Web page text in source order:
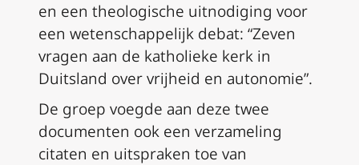
en een theologische uitnodiging voor
een wetenschappelijk debat: “Zeven
vragen aan de katholieke kerk in
Duitsland over vrijheid en autonomie”.
De groep voegde aan deze twee
documenten ook een verzameling
citaten en uitspraken toe van